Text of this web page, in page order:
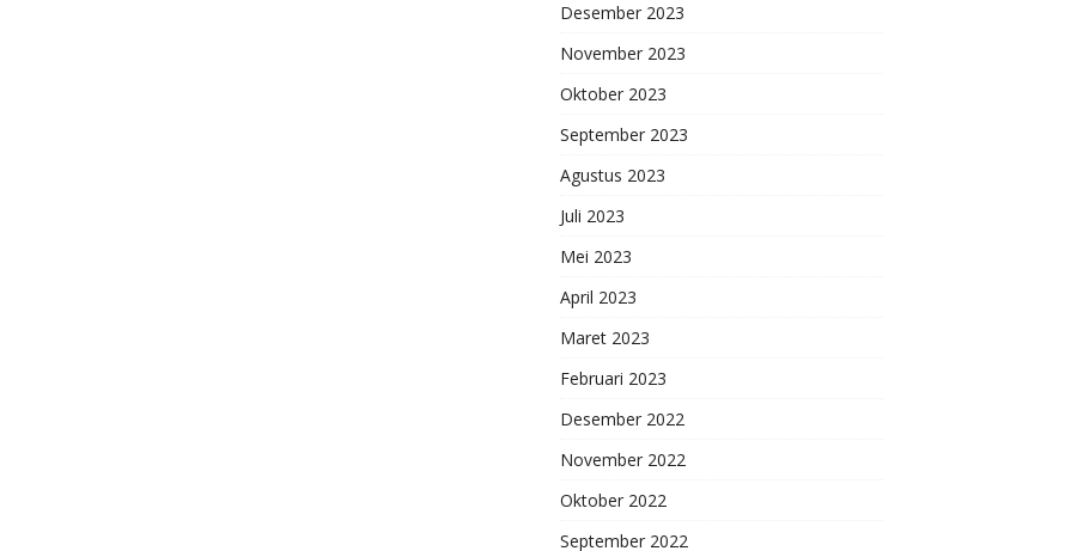
Desember 2023
November 2023
Oktober 2023
September 2023
Agustus 2023
Juli 2023
Mei 2023
April 2023
Maret 2023
Februari 2023
Desember 2022
November 2022
Oktober 2022
September 2022